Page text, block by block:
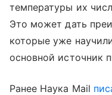
температуры их
Это может дать
которые уже
основной источник
Ранее Наука Mail